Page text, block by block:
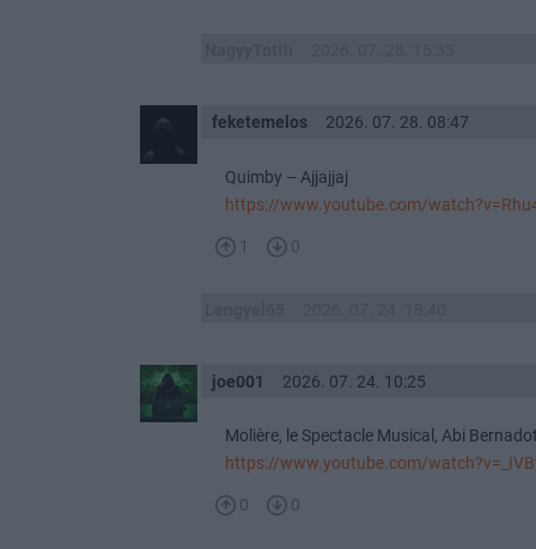
feketemelos 2026. 07. 28. 08:47
Quimby – Ajjajjaj
https://www.youtube.com/
1 0
joe001 2026. 07. 24. 10:25
Molière, le Spectacle Musical, Abi
https://www.youtube.com/
0 0